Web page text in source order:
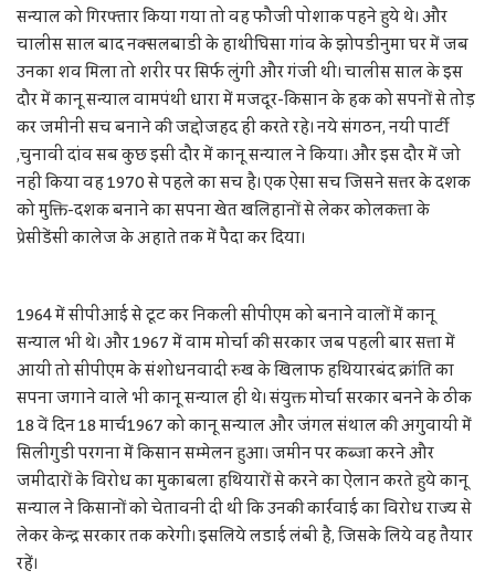
सन्याल को गिरफ्तार किया गया तो वह फौजी पोशाक पहने हुये थे। और
चालीस साल बाद नक्सलबाडी के हाथीघिसा गांव के झोपडीनुमा घर में जब
उनका शव मिला तो शरीर पर सिर्फ लुंगी और गंजी थी। चालीस साल के इस
दौर में कानू सन्याल वामपंथी धारा में मजदूर-किसान के हक को सपनों से तोड़
कर जमीनी सच बनाने की जद्दोजहद ही करते रहे। नये संगठन, नयी पार्टी
,चुनावी दांव सब कुछ इसी दौर में कानू सन्याल ने किया। और इस दौर में जो
नहीं किया वह 1970 से पहले का सच है। एक ऐसा सच जिसने सत्तर के दशक
को मुक्ति-दशक बनाने का सपना खेत खलिहानों से लेकर कोलकत्ता के
प्रेसीडेंसी कालेज के अहाते तक में पैदा कर दिया।
1964 में सीपीआई से टूट कर निकली सीपीएम को बनाने वालों में कानू
सन्याल भी थे। और 1967 में वाम मोर्चा की सरकार जब पहली बार सत्ता में
आयी तो सीपीएम के संशोधनवादी रुख के खिलाफ हथियारबंद क्रांति का
सपना जगाने वाले भी कानू सन्याल ही थे। संयुक्त मोर्चा सरकार बनने के ठीक
18 वें दिन 18 मार्च1967 को कानू सन्याल और जंगल संथाल की अगुवायी में
सिलीगुडी परगना में किसान सम्मेलन हुआ। जमीन पर कब्जा करने और
जमींदारों के विरोध का मुकाबला हथियारों से करने का ऐलान करते हुये कानू
सन्याल ने किसानों को चेतावनी दी थी कि उनकी कार्रवाई का विरोध राज्य से
लेकर केन्द्र सरकार तक करेगी। इसलिये लडाई लंबी है, जिसके लिये वह तैयार
रहें।